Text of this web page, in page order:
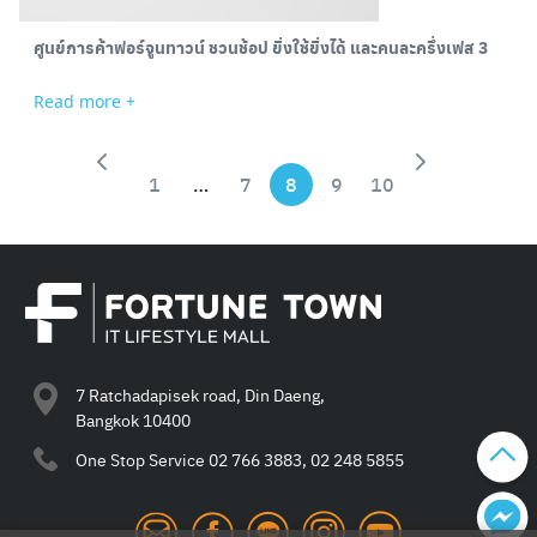
for:
ศูนย์การค้าฟอร์จูนทาวน์ ชวนช้อป ยิ่งใช้ยิ่งได้ และคนละครึ่งเฟส 3
Read more +
1 … 7 8 9 10
7 Ratchadapisek road, Din Daeng,
Bangkok 10400
One Stop Service 02 766 3883, 02 248 5855